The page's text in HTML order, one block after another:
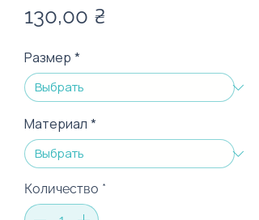
130,00 ₴
Размер *
Материал *
Количество *